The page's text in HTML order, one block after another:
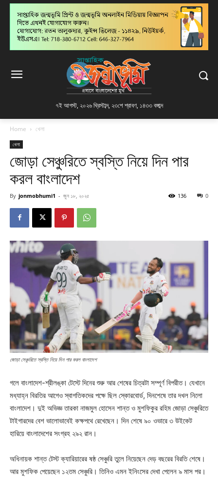
৭ই আগস্ট, ২০২৬ খ্রিস্টাব্দ, ২৩শে শ্রাবণ, ১৪৩৩ বঙ্গাব্দ
Home খেলা
খেলা
জোড়া সেঞ্চুরিতে স্বস্তি নিয়ে দিন পার
করল বাংলাদেশ
By jonmobhumi1 - জুন ১৮, ২০২৫ 0
136
জোড়া সেঞ্চুরিতে স্বস্তি নিয়ে দিন পার করল বাংলাদেশ
গলে বাংলাদেশ-শ্রীলঙ্কা টেস্টে দিনের শুরু আর শেষের চিত্রটা সম্পূর্ণ বিপরীত। যেখানে
মধ্যাহ্ন বিরতির আগেও স্বাগতিকদের পক্ষে ছিল স্কোরবোর্ড, দিনশেষে তার দখল নিলো
বাংলাদেশ। দুই অভিজ্ঞ তারকা নাজমুল হোসেন শান্ত ও মুশফিকুর রহিম জোড়া সেঞ্চুরিতে
টাইগারদের বেশ ভালোভাবেই কক্ষপথে রেখেছেন। দিন শেষে ৯০ ওভারে ৩ উইকেট
হারিয়ে বাংলাদেশের সংগ্রহ ২৯২ রান।
অধিনায়ক শান্ত টেস্ট ক্যারিয়ারের ষষ্ঠ সেঞ্চুরি তুলে নিয়েছেন দেড় বছরের বিরতি শেষে।
আর মুশফিক পেয়েছেন ১২তম সেঞ্চুরি। তিনিও এমন ইনিংসের দেখা পেলেন ৯ মাস পর।